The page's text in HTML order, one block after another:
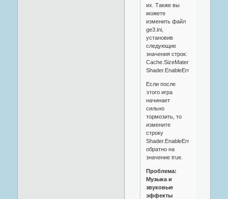
их. Также вы
можете
изменить файл
ge3.ini,
установив
следующие
значения строк:
Cache.SizeMaterial=1000000
Если после
этого игра
начинает
сильно
тормозить, то
измените
строку
Shader.EnableErrorMaterial
обратно на
значение true.
Проблема:
Музыка и
звуковые
эффекты